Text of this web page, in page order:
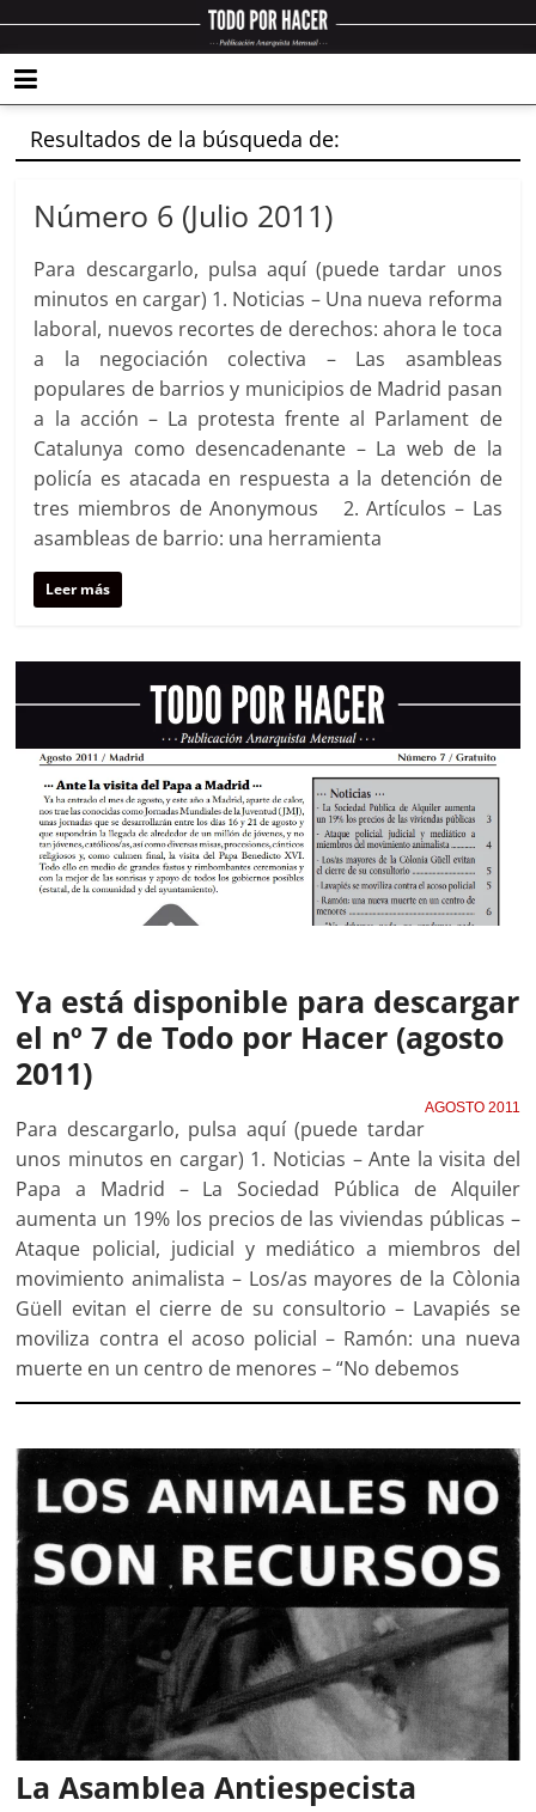
Resultados de la búsqueda de:
Número 6 (Julio 2011)
Para descargarlo, pulsa aquí (puede tardar unos
minutos en cargar) 1. Noticias – Una nueva reforma
laboral, nuevos recortes de derechos: ahora le toca
a la negociación colectiva – Las asambleas
populares de barrios y municipios de Madrid pasan
a la acción – La protesta frente al Parlament de
Catalunya como desencadenante – La web de la
policía es atacada en respuesta a la detención de
tres miembros de Anonymous 2. Artículos – Las
asambleas de barrio: una herramienta
Leer más
Ya está disponible para descargar
el nº 7 de Todo por Hacer (agosto
2011)
AGOSTO 2011
Para descargarlo, pulsa aquí (puede tardar
unos minutos en cargar) 1. Noticias – Ante la visita del
Papa a Madrid – La Sociedad Pública de Alquiler
aumenta un 19% los precios de las viviendas públicas –
Ataque policial, judicial y mediático a miembros del
movimiento animalista – Los/as mayores de la Còlonia
Güell evitan el cierre de su consultorio – Lavapiés se
moviliza contra el acoso policial – Ramón: una nueva
muerte en un centro de menores – “No debemos
La Asamblea Antiespecista